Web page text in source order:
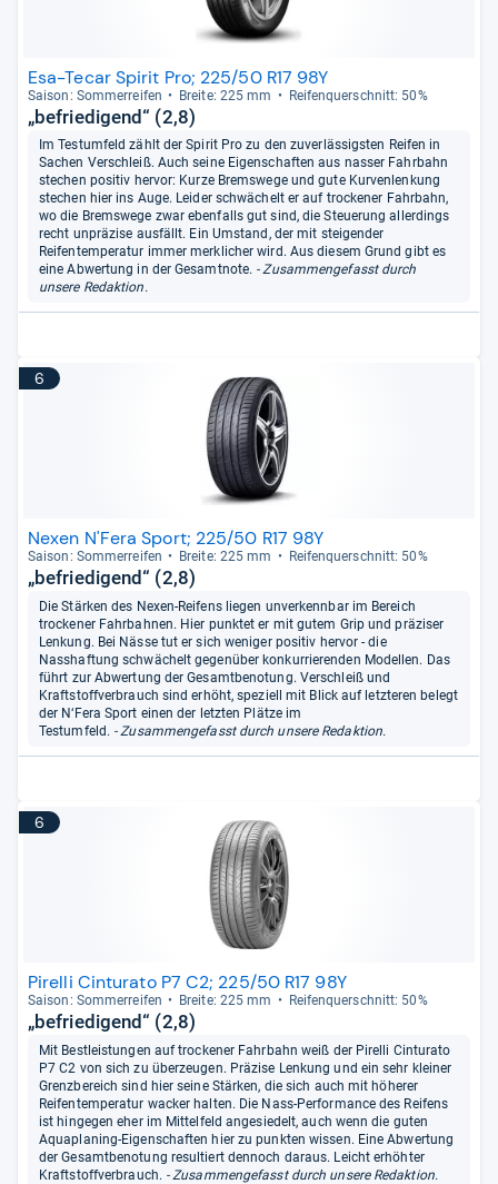
Esa-Tecar Spirit Pro; 225/50 R17 98Y
Sai­son: Som­mer­rei­fen Breite: 225 mm Rei­fen­quer­schnitt: 50%
„befriedigend“ (2,8)
Im Testumfeld zählt der Spirit Pro zu den zuverlässigsten Reifen in
Sachen Verschleiß. Auch seine Eigenschaften aus nasser Fahrbahn
stechen positiv hervor: Kurze Bremswege und gute Kurvenlenkung
stechen hier ins Auge. Leider schwächelt er auf trockener Fahrbahn,
wo die Bremswege zwar ebenfalls gut sind, die Steuerung allerdings
recht unpräzise ausfällt. Ein Umstand, der mit steigender
Reifentemperatur immer merklicher wird. Aus diesem Grund gibt es
eine Abwertung in der Gesamtnote. - Zusammengefasst durch
unsere Redaktion.
6
Nexen N'Fera Sport; 225/50 R17 98Y
Sai­son: Som­mer­rei­fen Breite: 225 mm Rei­fen­quer­schnitt: 50%
„befriedigend“ (2,8)
Die Stärken des Nexen-Reifens liegen unverkennbar im Bereich
trockener Fahrbahnen. Hier punktet er mit gutem Grip und präziser
Lenkung. Bei Nässe tut er sich weniger positiv hervor - die
Nasshaftung schwächelt gegenüber konkurrierenden Modellen. Das
führt zur Abwertung der Gesamtbenotung. Verschleiß und
Kraftstoffverbrauch sind erhöht, speziell mit Blick auf letzteren belegt
der N‘Fera Sport einen der letzten Plätze im
Testumfeld. - Zusammengefasst durch unsere Redaktion.
6
Pirelli Cinturato P7 C2; 225/50 R17 98Y
Sai­son: Som­mer­rei­fen Breite: 225 mm Rei­fen­quer­schnitt: 50%
„befriedigend“ (2,8)
Mit Bestleistungen auf trockener Fahrbahn weiß der Pirelli Cinturato
P7 C2 von sich zu überzeugen. Präzise Lenkung und ein sehr kleiner
Grenzbereich sind hier seine Stärken, die sich auch mit höherer
Reifentemperatur wacker halten. Die Nass-Performance des Reifens
ist hingegen eher im Mittelfeld angesiedelt, auch wenn die guten
Aquaplaning-Eigenschaften hier zu punkten wissen. Eine Abwertung
der Gesamtbenotung resultiert dennoch daraus. Leicht erhöhter
Kraftstoffverbrauch. - Zusammengefasst durch unsere Redaktion.